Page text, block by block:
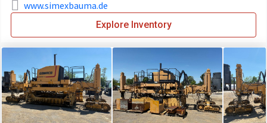
www.simexbauma.de
Explore Inventory